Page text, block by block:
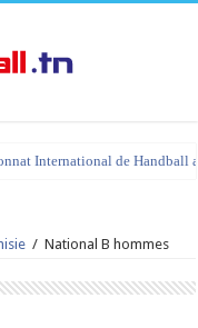
International de Handball
et liste des joueurs
/ National B hommes